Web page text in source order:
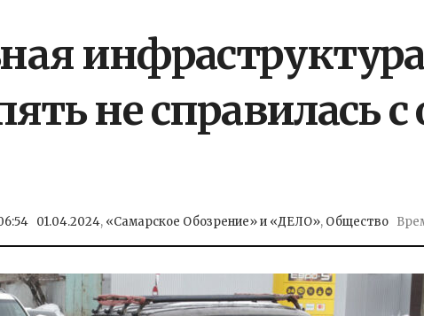
не справилась
01.04.2024, «Самарское Обозрение» и «ДЕЛО», Общество